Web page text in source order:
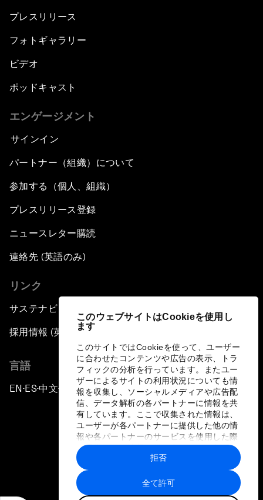
このウェブサイトはCookieを使用し
ます
このサイトではCookieを使って、ユーザー
に合わせたコンテンツや広告の表示、トラ
フィックの分析を行っています。またユー
ザーによるサイトの利用状況についても情
報を収集し、ソーシャルメディアや広告配
信、データ解析の各パートナーに情報を共
有しています。ここで収集された情報は、
ユーザーが各パートナーに提供した他の情
報や各パートナーのサービスを使用した際
に収集された情報と組み合わされ、各パー
トナーによって使用されることがありま
す。
全て許可
拒否
プレスリリース
フォトギャラリー
ビデオ
ポッドキャスト
エンゲージメント
サインイン
パートナー（組織）について
参加する（個人、組織）
プレスリリース登録
ニュースレター購読
連絡先 (英語のみ)
リンク
サステナビリティへの取り組み
採用情報 (英語のみ)
言語
EN ▪ES▪中文▪ 日本語
プライバシーポリシーと利用規約
サイトマップ